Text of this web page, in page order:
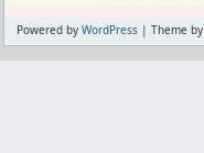
Powered by WordPress | Theme by